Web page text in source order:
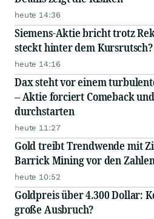
heute 14:36
Siemens-Aktie bricht trotz
steckt hinter dem Kursrutsch?
heute 14:16
Dax steht vor einem
– Aktie forciert Comeback
durchstarten
heute 11:27
Gold treibt Trendwende mit
Barrick Mining vor den
heute 10:52
Goldpreis über 4.300 Dollar:
große Ausbruch?